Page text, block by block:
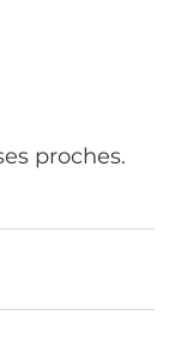
proches.